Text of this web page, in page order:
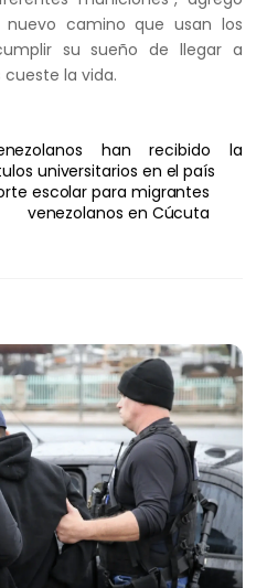
camino que usan los
su sueño de llegar a
cueste la vida.
han recibido la
universitarios en el país
escolar para migrantes
venezolanos en Cúcuta